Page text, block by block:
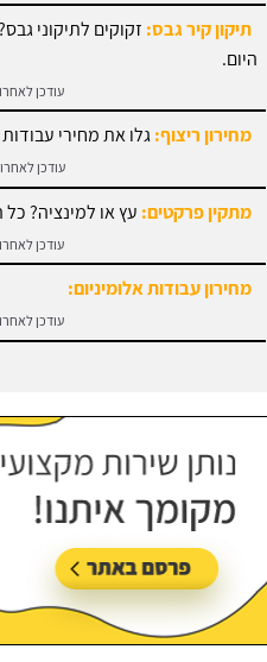
תיקון קיר גבס: זקוקים לתיקוני
היום.
עודכן
מחירון ריצוף:גלו את מחירי עבודות
עודכן
מתקין פרקטים: עץ או למינציה? כל
עודכן
מחירון עבודות אלומיניום:
עודכן